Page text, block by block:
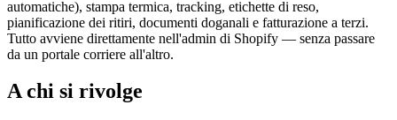
automatiche), stampa termica, tracking, etichette di reso,
pianificazione dei ritiri, documenti doganali e fatturazione a terzi.
Tutto avviene direttamente nell'admin di Shopify — senza passare
da un portale corriere all'altro.
A chi si rivolge